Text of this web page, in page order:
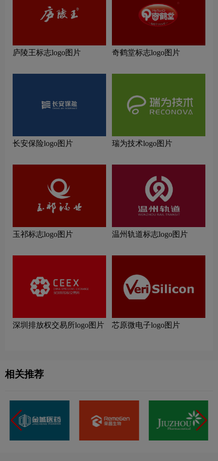
庐陵王标志logo图片 奇鹤堂标志logo图片
长安保险logo图片 瑞为技术logo图片
玉祁标志logo图片 温州轨道标志logo图片
深圳排放权交易所logo图片 芯原微电子logo图片
相关推荐